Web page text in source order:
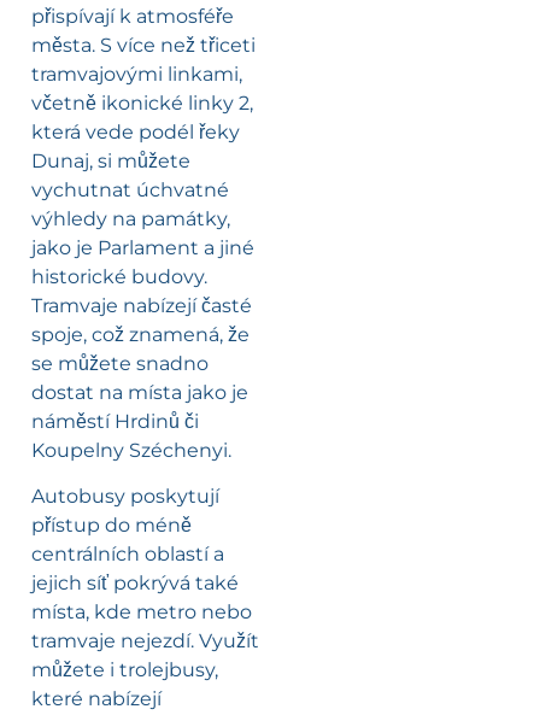
přispívají k atmosféře
města. S více než třiceti
tramvajovými linkami,
včetně ikonické linky 2,
která vede podél řeky
Dunaj, si můžete
vychutnat úchvatné
výhledy na památky,
jako je Parlament a jiné
historické budovy.
Tramvaje nabízejí časté
spoje, což znamená, že
se můžete snadno
dostat na místa jako je
náměstí Hrdinů či
Koupelny Széchenyi.
Autobusy poskytují
přístup do méně
centrálních oblastí a
jejich síť pokrývá také
místa, kde metro nebo
tramvaje nejezdí. Využít
můžete i trolejbusy,
které nabízejí